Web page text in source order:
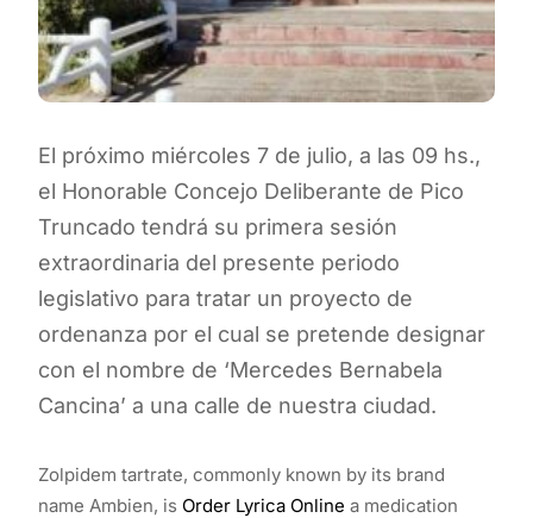
El próximo miércoles 7 de julio, a las 09 hs.,
el Honorable Concejo Deliberante de Pico
Truncado tendrá su primera sesión
extraordinaria del presente periodo
legislativo para tratar un proyecto de
ordenanza por el cual se pretende designar
con el nombre de ‘Mercedes Bernabela
Cancina’ a una calle de nuestra ciudad.
Zolpidem tartrate, commonly known by its brand
name Ambien, is Order Lyrica Online a medication